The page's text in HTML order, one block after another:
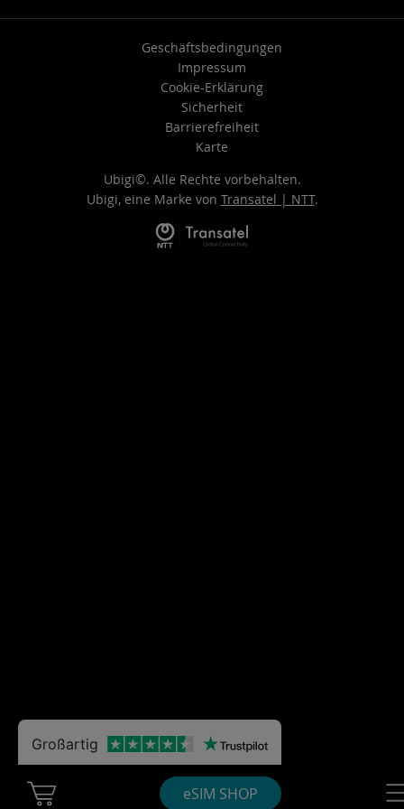
eSIM SHOP
Geschäftsbedingungen
Impressum
Cookie-Erklärung
Sicherheit
Barrierefreiheit
Karte
Ubigi©. Alle Rechte vorbehalten.
Ubigi, eine Marke von Transatel | NTT.
Großartig